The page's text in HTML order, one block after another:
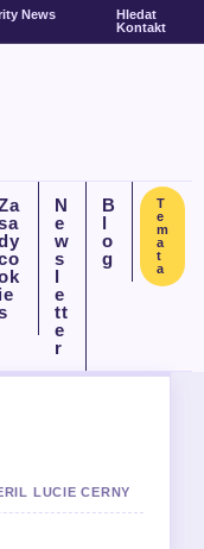
News
Hledat
Kontakt
ie
N
e
w
s
l
e
tt
e
r
B
l
o
g
T
e
m
a
t
a
LUCIE CERNY